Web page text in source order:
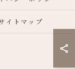
イトマップ